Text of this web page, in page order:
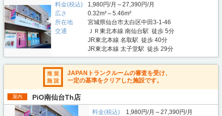
料金(税込)
1,980円/月～27,390円/月
広さ
0.32m²～5.46m²
所在地
宮城県仙台市太白区中田3-1-46
交通
ＪＲ東北本線 南仙台駅 徒歩 5分
JR東北本線 名取駅 徒歩 40分
JR東北本線 太子堂駅 徒歩 29分
JAPANトランクルームの審査を受け、
一定の基準をクリアした施設です。
屋内 PiO南仙台Th店
料金(税込)
1,980円/月～27,390円/月